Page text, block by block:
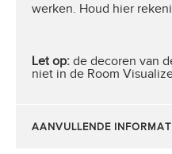
werken. Houd hier
Let op: de decoren van
niet in de Room
AANVULLENDE